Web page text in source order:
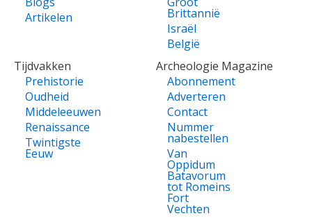
Artikelen
Brittannië
Israël
België
Tijdvakken
Prehistorie
Oudheid
Middeleeuwen
Renaissance
Twintigste
Eeuw
Archeologie Magazine
Abonnement
Adverteren
Contact
Nummer
nabestellen
Van
Oppidum
Batavorum
tot Romeins
Fort
Vechten